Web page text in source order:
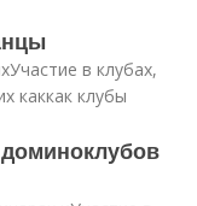
в клубах,
каккак клубы